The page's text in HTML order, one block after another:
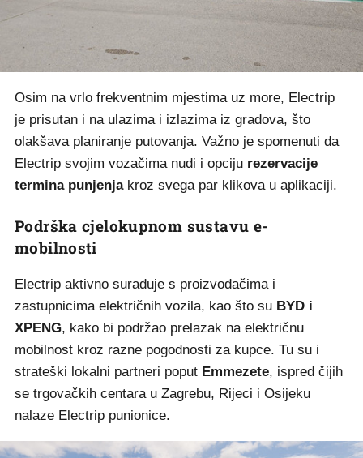
Osim na vrlo frekventnim mjestima uz more, Electrip
je prisutan i na ulazima i izlazima iz gradova, što
olakšava planiranje putovanja. Važno je spomenuti da
Electrip svojim vozačima nudi i opciju rezervacije
termina punjenjakroz svega par klikova u aplikaciji.
Podrška cjelokupnom sustavu e-
mobilnosti
Electrip aktivno surađuje s proizvođačima i
zastupnicima električnih vozila, kao što su BYD i
XPENG, kako bi podržao prelazak na električnu
mobilnost kroz razne pogodnosti za kupce. Tu su i
strateški lokalni partneri poput Emmezete, ispred čijih
se trgovačkih centara u Zagrebu, Rijeci i Osijeku
nalaze Electrip punionice.